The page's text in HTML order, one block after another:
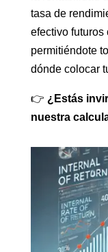
tasa de
efectivo
permitiéndote
dónde colocar
👉 ¿Estás
nuestra